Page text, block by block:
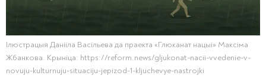
Ілюстрацыя Данііла Васільева да праекта «Глюканат нацыі» Максіма
Жбанкова. Крыніца: https://reform.news/gljukonat-nacii-vvedenie-v-
novuju-kulturnuju-situaciju-jepizod-1-kljuchevye-nastrojki